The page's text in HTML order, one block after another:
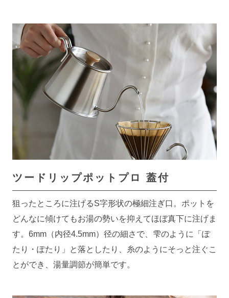
ツードリップポットプロ 蓋付
狙ったところに注げるS字形状の極細注ぎ口。ポットを
どんなに傾けてもお湯の勢いを抑えてほぼ真下に注げま
す。6mm（内径4.5mm）径の細さで、雫のように「ぽ
たり・ぽたり」と落としたり、糸のようにそっと注ぐこ
とができ、湯量調節が簡単です。